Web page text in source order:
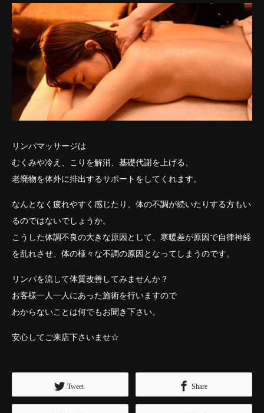
リンパマッサージは
むくみや冷え、こりを解消、基礎代謝を上げる、
老廃物を体外に排出するサポートをしてくれます。
なんとなく疲れやすく感じたり、体の不調が続いたりする方もい
るのではないでしょうか。
こうした体調不良の大きな原因として、寒暖差が原因で自律神経
を乱れさせ、体の様々な不調の原因となってしまうのです。
リンパを流して体質改善してみませんか？
お客様一人一人にあった施術を行いますので
わからないことは何でもお聞き下さい。
安心してご来店下さいませ☆
Tweet Share